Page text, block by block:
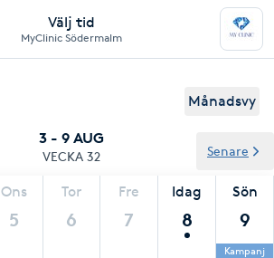
Välj tid
MyClinic Södermalm
Månadsvy
3 - 9 AUG
VECKA 32
Ons
5
Tor
6
Fre
7
Idag
8
Sön
9
Kampanj
Senare